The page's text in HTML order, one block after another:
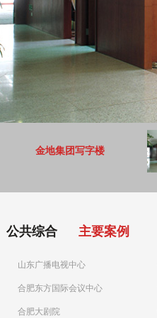
金地集团写字楼
公共综合 主要案例
山东广播电视中心
合肥东方国际会议中心
合肥大剧院